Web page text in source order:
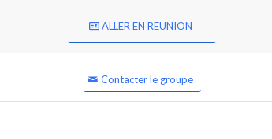
ALLER EN REUNION
Contacter le groupe